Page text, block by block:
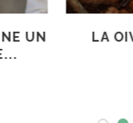
LA OIV SE
2